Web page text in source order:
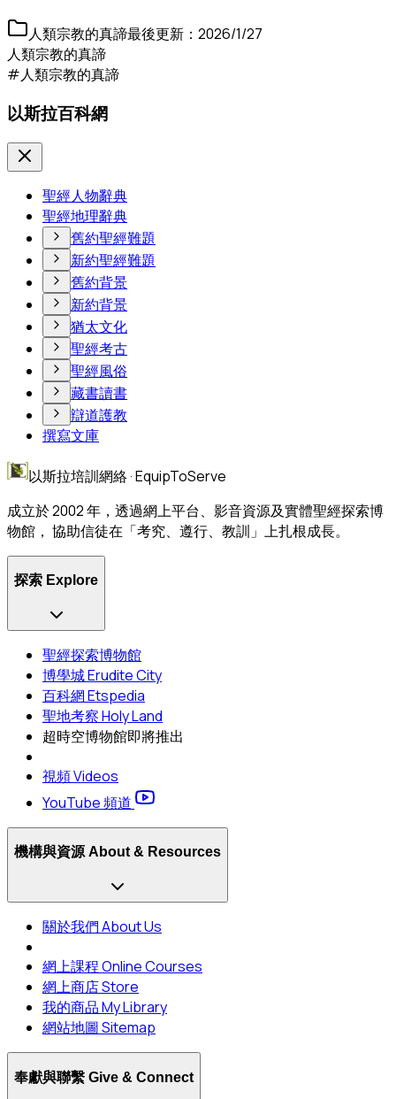
人類宗教的真諦最後更新： 2026/1/27
人類宗教的真諦
#人類宗教的真諦
以斯拉百科網
聖經人物辭典
聖經地理辭典
舊約聖經難題
新約聖經難題
舊約背景
新約背景
猶太文化
聖經考古
聖經風俗
藏書讀書
辯道護教
撰寫文庫
以斯拉培訓網絡 · EquipToServe
成立於 2002 年，透過網上平台、影音資源及實體聖經探索博
物館， 協助信徒在「考究、遵行、教訓」上扎根成長。
探索 Explore
聖經探索博物館
博學城 Erudite City
百科網 Etspedia
聖地考察 Holy Land
超時空博物館即將推出
視頻 Videos
YouTube 頻道
機構與資源 About & Resources
關於我們 About Us
網上課程 Online Courses
網上商店 Store
我的商品 My Library
網站地圖 Sitemap
奉獻與聯繫 Give & Connect